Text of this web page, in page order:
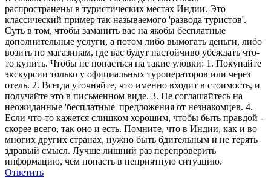
распространены в туристических местах Индии. Это
классический пример так называемого 'развода туристов'.
Суть в том, чтобы заманить вас на якобы бесплатные
дополнительные услуги, а потом либо вымогать деньги, либо
возить по магазинам, где вас будут настойчиво убеждать что-
то купить. Чтобы не попасться на такие уловки: 1. Покупайте
экскурсии только у официальных туроператоров или через
отель. 2. Всегда уточняйте, что именно входит в стоимость, и
получайте это в письменном виде. 3. Не соглашайтесь на
неожиданные 'бесплатные' предложения от незнакомцев. 4.
Если что-то кажется слишком хорошим, чтобы быть правдой -
скорее всего, так оно и есть. Помните, что в Индии, как и во
многих других странах, нужно быть бдительным и не терять
здравый смысл. Лучше лишний раз перепроверить
информацию, чем попасть в неприятную ситуацию.
Ответить